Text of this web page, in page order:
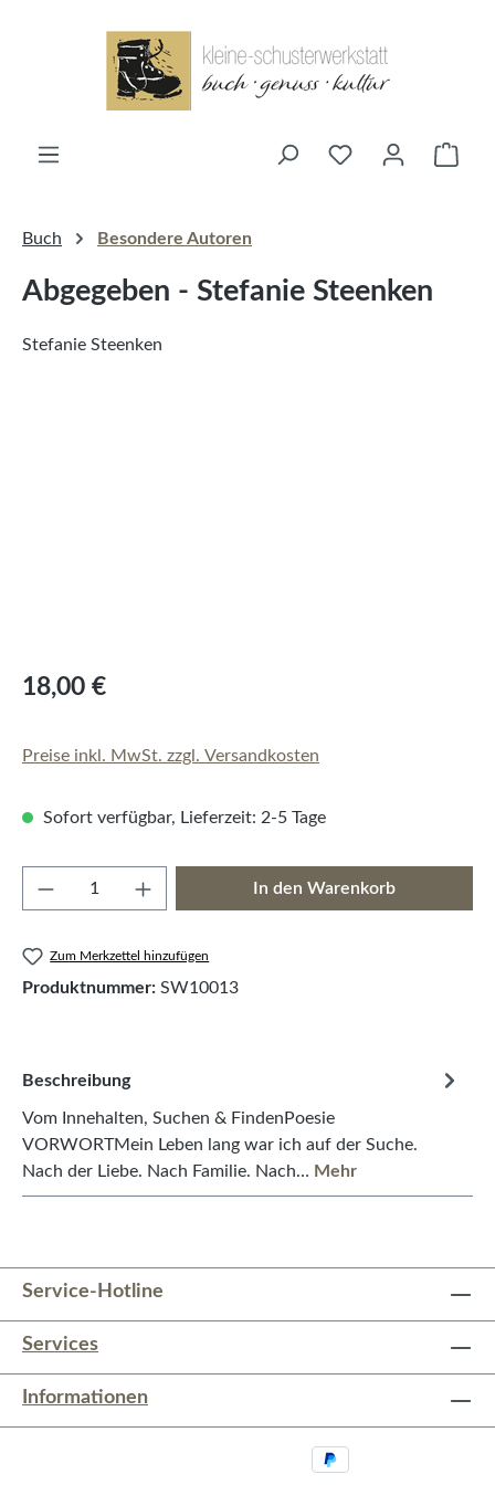
Buch Besondere Autoren
Abgegeben - Stefanie Steenken
Stefanie Steenken
18,00 €
Preise inkl. MwSt. zzgl. Versandkosten
Sofort verfügbar, Lieferzeit: 2-5 Tage
Produkt Anzahl: Gib den gewünschten
In den Warenkorb
Zum Merkzettel hinzufügen
Produktnummer: SW10013
Beschreibung
Vom Innehalten, Suchen & FindenPoesie
VORWORTMein Leben lang war ich auf der Suche.
Nach der Liebe. Nach Familie. Nach… Mehr
Service-Hotline
Services
Informationen